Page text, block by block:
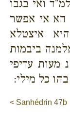
ואי בגבו
הא אי אפשר
איצטלא
ביבמות
מעות עדיפי
כל מילי:
< Sanhédrin 47b